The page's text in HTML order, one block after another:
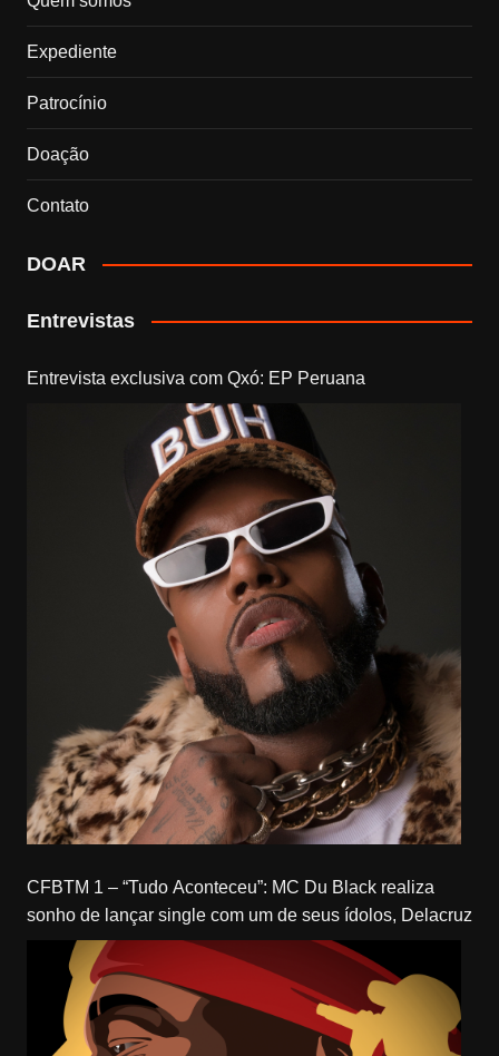
Expediente
Patrocínio
Doação
Contato
DOAR
Entrevistas
Entrevista exclusiva com Qxó: EP Peruana
CFBTM 1 – “Tudo Aconteceu”: MC Du Black realiza
sonho de lançar single com um de seus ídolos, Delacruz